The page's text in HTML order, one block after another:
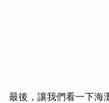
最後，讓我們看一下海